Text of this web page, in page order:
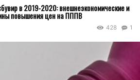
в 2019-2020: внешнеэкономические и
повышения цен на ПППВ
1
428